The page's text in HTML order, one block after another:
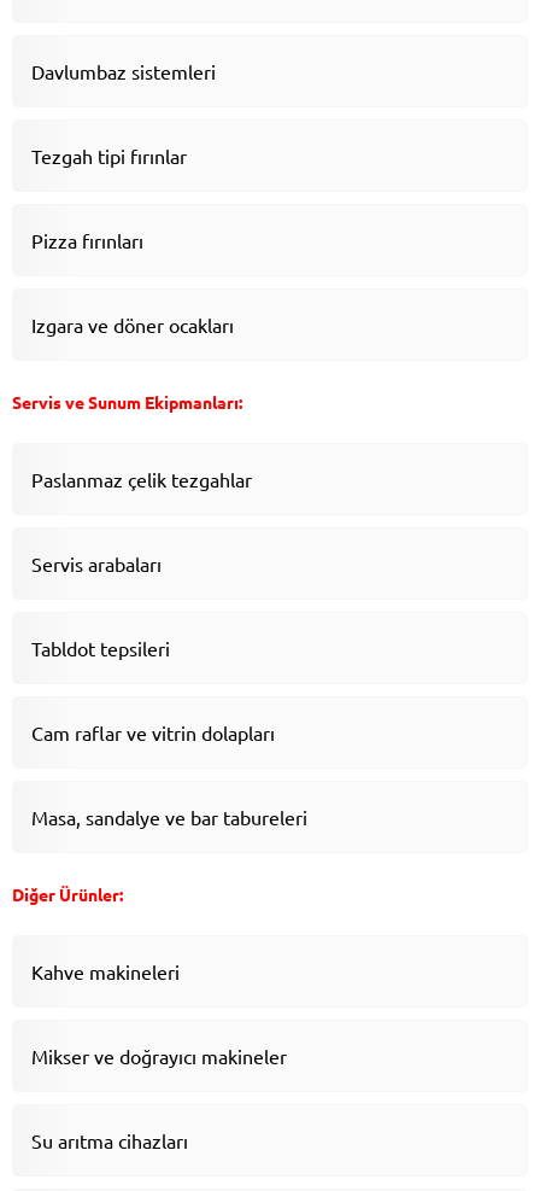
Davlumbaz sistemleri
Tezgah tipi fırınlar
Pizza fırınları
Izgara ve döner ocakları
Servis ve Sunum Ekipmanları:
Paslanmaz çelik tezgahlar
Servis arabaları
Tabldot tepsileri
Cam raflar ve vitrin dolapları
Masa, sandalye ve bar tabureleri
Diğer Ürünler:
Kahve makineleri
Mikser ve doğrayıcı makineler
Su arıtma cihazları